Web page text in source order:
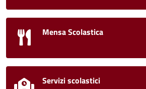
Mensa Scolastica
Servizi scolastici